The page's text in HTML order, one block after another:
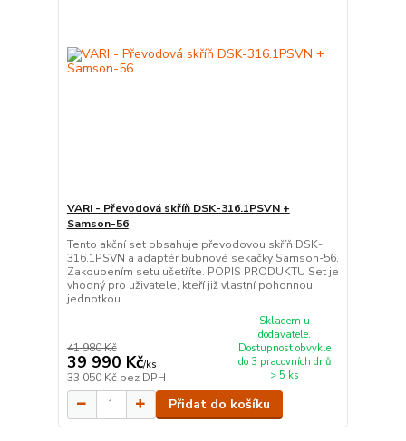
VARI - Převodová skříň DSK-316.1PSVN +
Samson-56
Tento akční set obsahuje převodovou skříň DSK-
316.1PSVN a adaptér bubnové sekačky Samson-56.
Zakoupením setu ušetříte. POPIS PRODUKTU Set je
vhodný pro uživatele, kteří již vlastní pohonnou
jednotkou ...
41 980 Kč
39 990 Kč/ks
33 050 Kč bez DPH
Skladem u
dodavatele.
Dostupnost obvykle
do 3 pracovních dnů
> 5 ks
Přidat do košíku